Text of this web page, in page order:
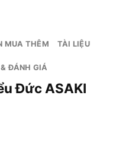
MUA THÊM TÀI LIỆU
ĐÁNH GIÁ
Đức ASAKI